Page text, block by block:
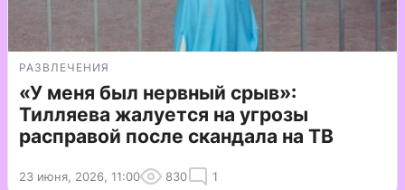
РАЗВЛЕЧЕНИЯ
«У меня был нервный срыв»:
Тилляева жалуется на угрозы
расправой после скандала на ТВ
23 июня, 2026, 11:00 830 1